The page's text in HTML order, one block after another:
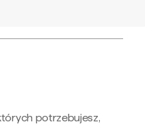
potrzebujesz,